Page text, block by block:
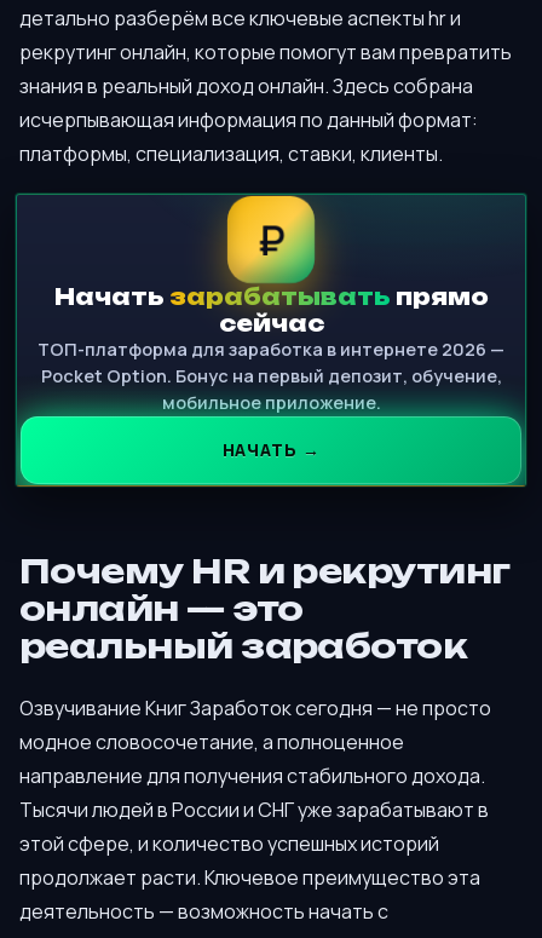
детально разберём все ключевые аспекты hr и
рекрутинг онлайн, которые помогут вам превратить
знания в реальный доход онлайн. Здесь собрана
исчерпывающая информация по данный формат:
платформы, специализация, ставки, клиенты.
₽
Начать зарабатывать прямо
сейчас
ТОП-платформа для заработка в интернете 2026 —
Pocket Option. Бонус на первый депозит, обучение,
мобильное приложение.
НАЧАТЬ →
Почему HR и рекрутинг
онлайн — это
реальный заработок
Озвучивание Книг Заработок сегодня — не просто
модное словосочетание, а полноценное
направление для получения стабильного дохода.
Тысячи людей в России и СНГ уже зарабатывают в
этой сфере, и количество успешных историй
продолжает расти. Ключевое преимущество эта
деятельность — возможность начать с